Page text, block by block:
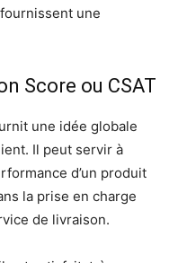
une
Score ou CSAT
une idée globale
Il peut servir à
d’un produit
la prise en charge
de livraison.